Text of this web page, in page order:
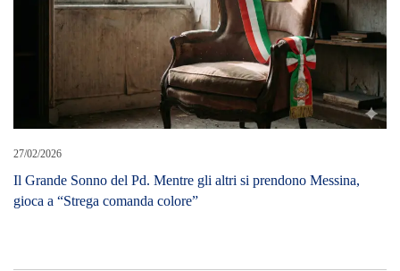
27/02/2026
Il Grande Sonno del Pd. Mentre gli altri si prendono Messina,
gioca a “Strega comanda colore”